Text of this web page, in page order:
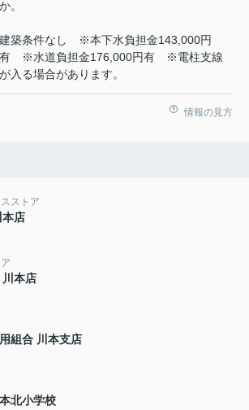
か。
建築条件なし ※本下水負担金143,000円
有 ※水道負担金176,000円有 ※電柱支線
が入る場合があります。
情報の見方
ストア
本店
本店
組合 川本支店
北小学校